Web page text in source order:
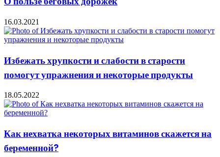
16.03.2021
Избежать хрупкости и слабости в старости
помогут упражнения и некоторые продукты
18.05.2022
Как нехватка некоторых витаминов скажется на
беременной?